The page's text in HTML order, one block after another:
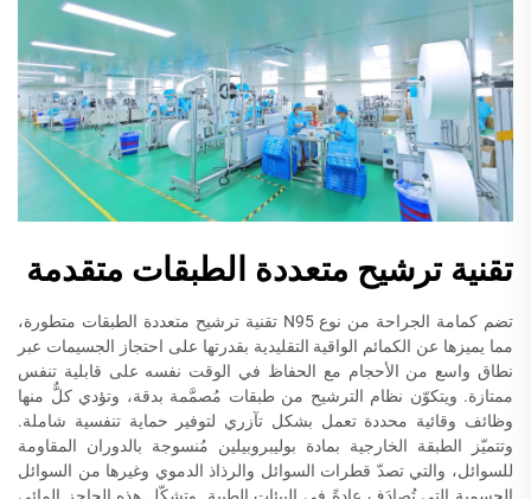
تقنية ترشيح متعددة الطبقات متقدمة
تضم كمامة الجراحة من نوع N95 تقنية ترشيح متعددة الطبقات متطورة،
مما يميزها عن الكمائم الواقية التقليدية بقدرتها على احتجاز الجسيمات عبر
نطاق واسع من الأحجام مع الحفاظ في الوقت نفسه على قابلية تنفس
ممتازة. ويتكوّن نظام الترشيح من طبقات مُصمَّمة بدقة، وتؤدي كلٌّ منها
وظائف وقائية محددة تعمل بشكل تآزري لتوفير حماية تنفسية شاملة.
وتتميّز الطبقة الخارجية بمادة بوليبروبيلين مُنسوجة بالدوران المقاومة
للسوائل، والتي تصدّ قطرات السوائل والرذاذ الدموي وغيرها من السوائل